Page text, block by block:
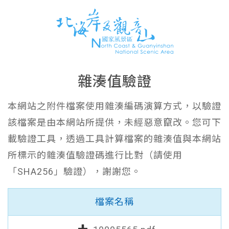
雜湊值驗證
本網站之附件檔案使用雜湊編碼演算方式，以驗證
該檔案是由本網站所提供，未經惡意竄改。您可下
載驗證工具，透過工具計算檔案的雜湊值與本網站
所標示的雜湊值驗證碼進行比對（請使用
「SHA256」驗證），謝謝您。
檔案名稱